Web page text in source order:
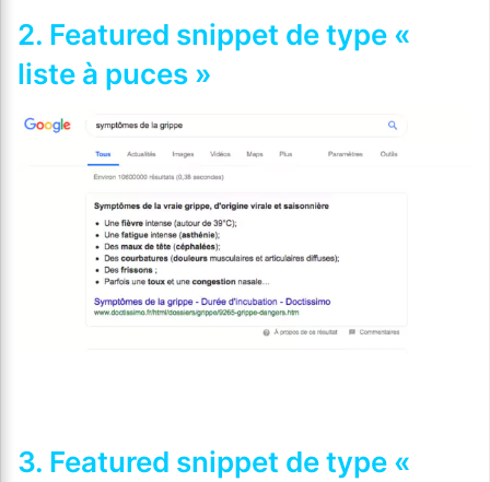
2. Featured snippet de type «
liste à puces »
3. Featured snippet de type «